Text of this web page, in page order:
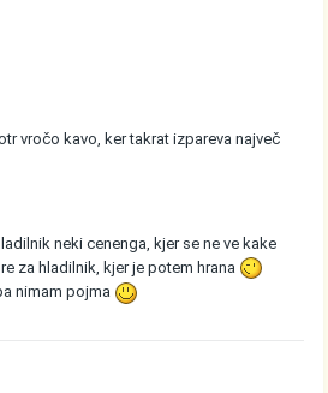
vročo kavo, ker takrat izpareva največ
neki cenenga, kjer se ne ve kake
za hladilnik, kjer je potem hrana
nimam pojma